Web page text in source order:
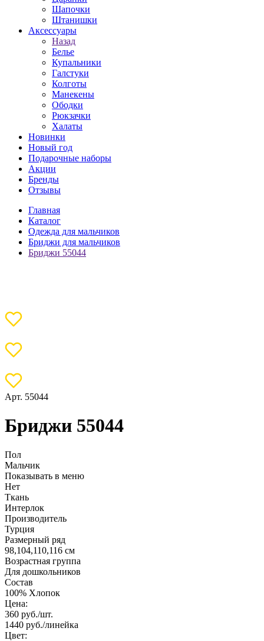
Шапочки
Штанишки
Аксессуары
Назад
Белье
Купальники
Галстуки
Колготы
Манекены
Ободки
Рюкзачки
Халаты
Новинки
Новый год
Подарочные наборы
Акции
Бренды
Отзывы
Главная
Каталог
Одежда для мальчиков
Бриджи для мальчиков
Бриджи 55044
Арт. 55044
Бриджи 55044
Пол
Мальчик
Показывать в меню
Нет
Ткань
Интерлок
Производитель
Турция
Размерный ряд
98,104,110,116 см
Возрастная группа
Для дошкольников
Состав
100% Хлопок
Цена:
360 руб./шт.
1440 руб./линейка
Цвет: